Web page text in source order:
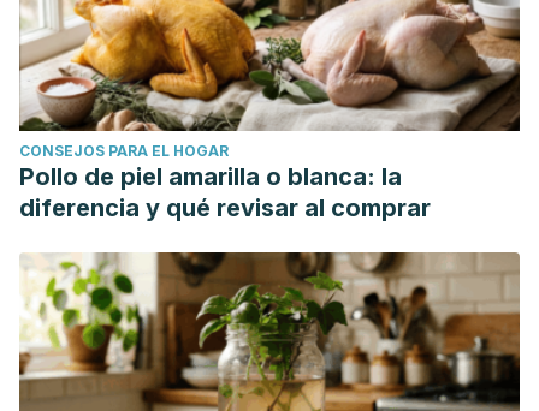
CONSEJOS PARA EL HOGAR
Pollo de piel amarilla o blanca: la
diferencia y qué revisar al comprar